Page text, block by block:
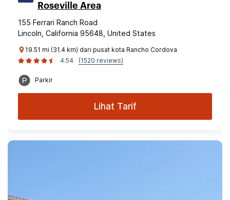
Roseville Area
155 Ferrari Ranch Road
Lincoln, California 95648, United States
19.51 mi (31.4 km) dari pusat kota Rancho Cordova
4.54
(1520 reviews)
Parkir
Lihat Tarif